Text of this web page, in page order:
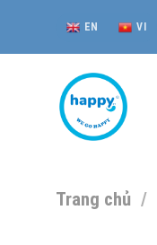
content
EN VI
Trang chủ /